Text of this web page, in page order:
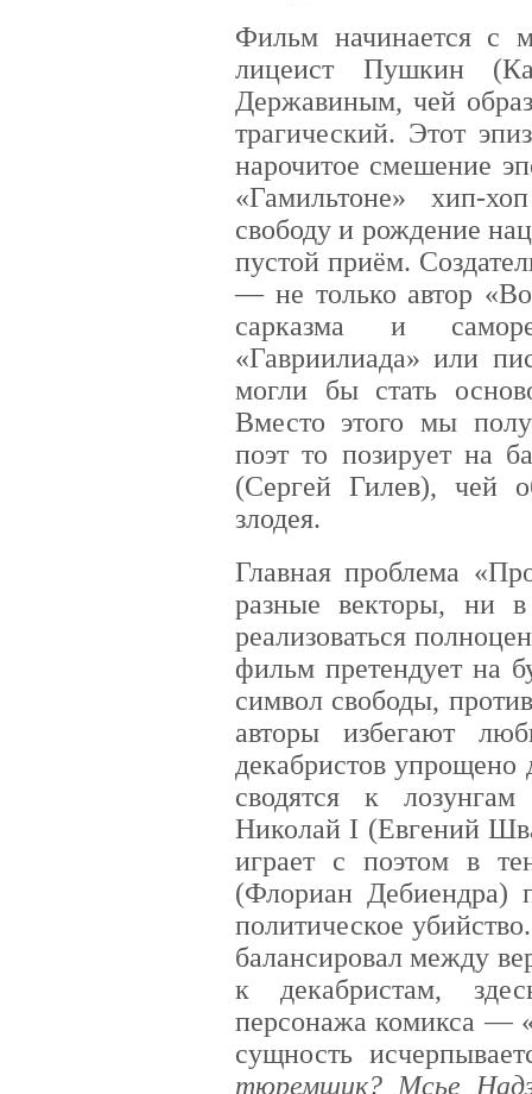
Фильм начинается с
лицеист Пушкин
Державиным, чей
трагический. Этот
нарочитое смешение
«Гамильтоне» хип-
свободу и рождение
пустой приём.
— не только автор
сарказма и
«Гавриилиада» или
могли бы стать
Вместо этого мы
поэт то позирует на
(Сергей Гилев), чей
злодея.
Главная проблема
разные векторы, ни
реализоваться
фильм претендует на
символ свободы,
авторы избегают
декабристов упрощено
сводятся к
Николай I (Евгений
играет с поэтом в
(Флориан Дебиендра)
политическое
балансировал между
к декабристам,
персонажа комикса —
сущность
тюремщик? Мсье